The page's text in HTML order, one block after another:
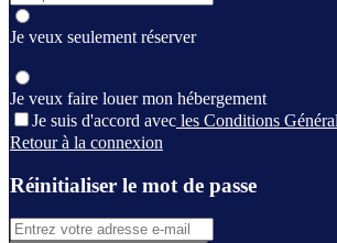
Je veux seulement réserver
Je veux faire louer mon hébergement
Je suis d'accord avec les Conditions
Retour à la connexion
Réinitialiser le mot de passe